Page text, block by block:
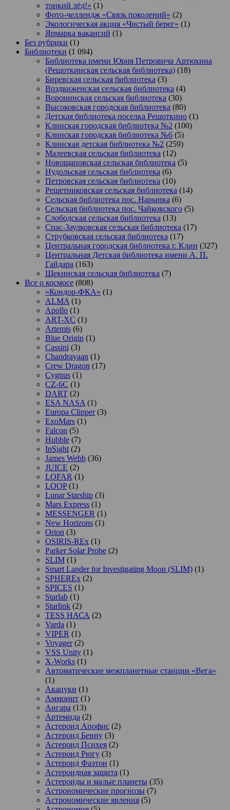
тонкий лёд!» (1)
Фото-челлендж «Связь поколений» (2)
Экологическая акция «Чистый берег» (1)
Ярмарка вакансий (1)
Без рубрики (1)
Библиотеки (1 094)
Библиотека имени Юрия Петровича Артюхина
(Решоткинская сельская библиотека) (18)
Биревская сельская библиотека (3)
Воздвиженская сельская библиотека (4)
Воронинская сельская библиотека (30)
Высоковская городская библиотека (80)
Детская библиотека поселка Решоткино (1)
Клинская городская библиотека №2 (100)
Клинская городская библиотека №6 (5)
Клинская детская библиотека №2 (259)
Малеевская сельская библиотека (12)
Новощаповская сельская библиотека (5)
Нудольская сельская библиотека (6)
Петровская сельская библиотека (10)
Решетниковская сельская библиотека (14)
Сельская библиотека пос. Нарынка (6)
Сельская библиотека пос. Чайковского (5)
Слободская сельская библиотека (13)
Спас-Заулковская сельская библиотека (17)
Струбковская сельская библиотека (17)
Центральная городская библиотека г. Клин (327)
Центральная Детская библиотека имени А. П.
Гайдара (163)
Щекинская сельская библиотека (7)
Все о космосе (808)
«Кондор-ФКА» (1)
ALMA (1)
Apollo (1)
ART-XC (1)
Artemis (6)
Blue Origin (1)
Cassini (3)
Chandrayaan (1)
Crew Dragon (17)
Cygnus (1)
CZ-6C (1)
DART (2)
ESA NASA (1)
Europa Clipper(3)
ExoMars (1)
Falcon (5)
Hubble (7)
InSight (2)
James Webb (36)
JUICE (2)
LOFAR (1)
LOOP(1)
Lunar Starship (3)
Mars Express (1)
MESSENGER (1)
New Horizons (1)
Orion (3)
OSIRIS-REx (1)
Parker Solar Probe (2)
SLIM (1)
Smart Lander for Investigating Moon (SLIM) (1)
SPHEREx (2)
SPICES (1)
Starlab (1)
Starlink (2)
TESS НАСА (2)
Varda (1)
VIPER (1)
Voyager(2)
VSS Unity (1)
X-Works (1)
Автоматические межпланетные станции «Вега»
(1)
Акацуки (1)
Аммонит (1)
Ангара (13)
Артемида (2)
Астероид Апофис (2)
Астероид Бенну (3)
Астероид Психея (2)
Астероид Рюгу (3)
Астероид Фаэтон (1)
Астероидная защита (1)
Астероиды и малые планеты (35)
Астрономические прогнозы (7)
Астрономические явления (5)